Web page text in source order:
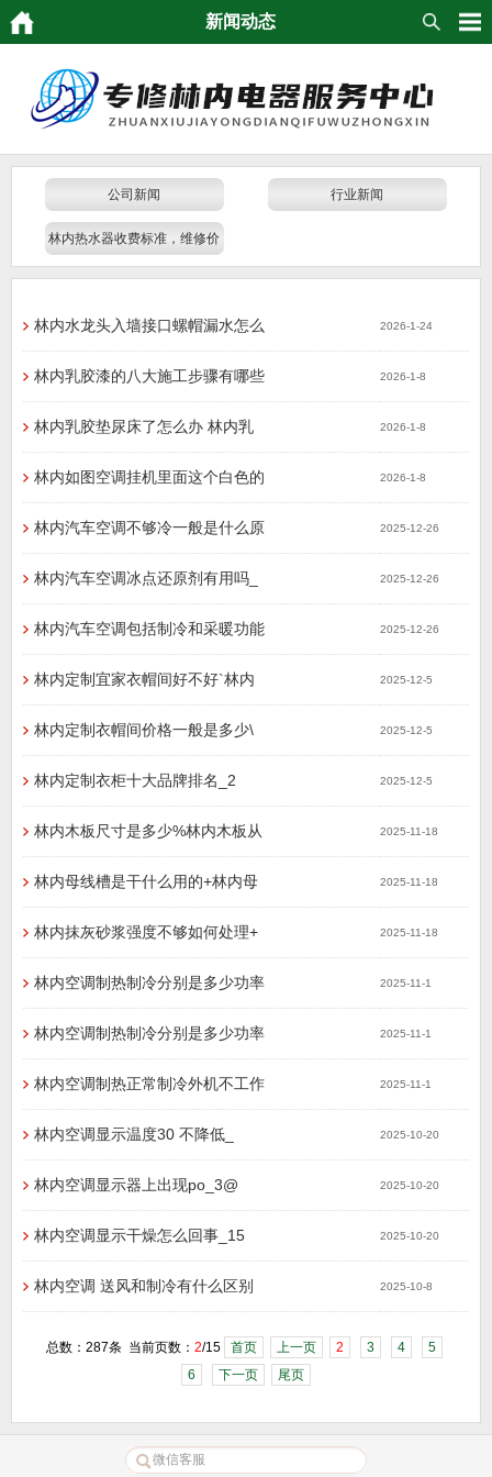
新闻动态
公司新闻 行业新闻
林内热水器收费标准，维修价
林内水龙头入墙接口螺帽漏水怎么 2026-1-24
林内乳胶漆的八大施工步骤有哪些 2026-1-8
林内乳胶垫尿床了怎么办 林内乳 2026-1-8
林内如图空调挂机里面这个白色的 2026-1-8
林内汽车空调不够冷一般是什么原 2025-12-26
林内汽车空调冰点还原剂有用吗_ 2025-12-26
林内汽车空调包括制冷和采暖功能 2025-12-26
林内定制宜家衣帽间好不好`林内 2025-12-5
林内定制衣帽间价格一般是多少\ 2025-12-5
林内定制衣柜十大品牌排名_2 2025-12-5
林内木板尺寸是多少%林内木板从 2025-11-18
林内母线槽是干什么用的+林内母 2025-11-18
林内抹灰砂浆强度不够如何处理+ 2025-11-18
林内空调制热制冷分别是多少功率 2025-11-1
林内空调制热制冷分别是多少功率 2025-11-1
林内空调制热正常制冷外机不工作 2025-11-1
林内空调显示温度30 不降低_ 2025-10-20
林内空调显示器上出现po_3@ 2025-10-20
林内空调显示干燥怎么回事_15 2025-10-20
林内空调 送风和制冷有什么区别 2025-10-8
总数：287条 当前页数： 2/15 首页 上一页 2 3 4
5
6
下一页 尾页